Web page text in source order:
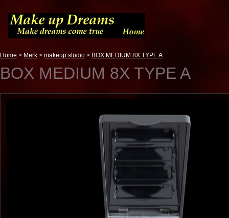
Home > Merk > makeup studio > BOX MEDIUM 8X TYPE A
BOX MEDIUM 8X TYPE A